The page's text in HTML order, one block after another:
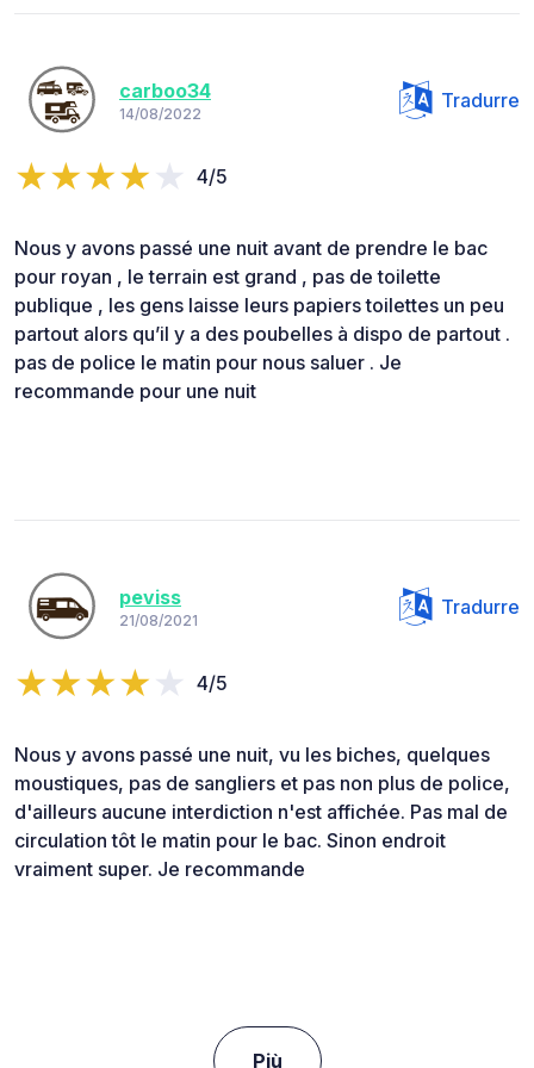
carboo34
14/08/2022
Tradurre
4/5
Nous y avons passé une nuit avant de prendre le bac
pour royan , le terrain est grand , pas de toilette
publique , les gens laisse leurs papiers toilettes un peu
partout alors qu’il y a des poubelles à dispo de partout .
pas de police le matin pour nous saluer . Je
recommande pour une nuit
peviss
21/08/2021
Tradurre
4/5
Nous y avons passé une nuit, vu les biches, quelques
moustiques, pas de sangliers et pas non plus de police,
d'ailleurs aucune interdiction n'est affichée. Pas mal de
circulation tôt le matin pour le bac. Sinon endroit
vraiment super. Je recommande
Più